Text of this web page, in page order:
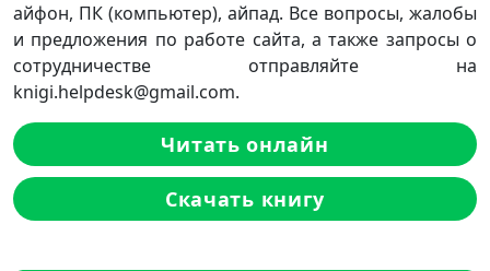
айфон, ПК (компьютер), айпад. Все вопросы, жалобы
и предложения по работе сайта, а также запросы о
сотрудничестве отправляйте на
knigi.helpdesk@gmail.com.
Читать онлайн
Скачать книгу